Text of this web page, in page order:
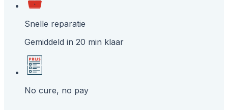
Snelle reparatie
Gemiddeld in 20 min klaar
No cure, no pay